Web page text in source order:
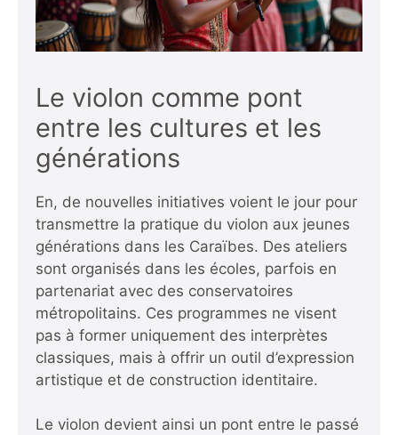
Le violon comme pont
entre les cultures et les
générations
En, de nouvelles initiatives voient le jour pour
transmettre la pratique du violon aux jeunes
générations dans les Caraïbes. Des ateliers
sont organisés dans les écoles, parfois en
partenariat avec des conservatoires
métropolitains. Ces programmes ne visent
pas à former uniquement des interprètes
classiques, mais à offrir un outil d’expression
artistique et de construction identitaire.
Le violon devient ainsi un pont entre le passé